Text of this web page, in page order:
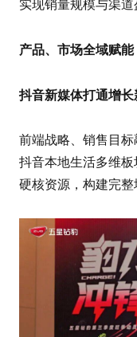
实现销量规模与渠道
产品、市场全域赋能
抖音新媒体打通增
前端战略、销售目标
抖音本地生活多维
硬核资源，构建完整